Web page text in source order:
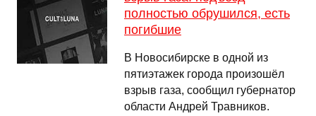
полностью обрушился, есть
погибшие
В Новосибирске в одной из
пятиэтажек города произошёл
взрыв газа, сообщил губернатор
области Андрей Травников.